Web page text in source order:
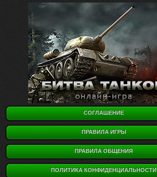
СОГЛАШЕНИЕ
ПРАВИЛА ИГРЫ
ПРАВИЛА ОБЩЕНИЯ
ПОЛИТИКА КОНФИДЕНЦИАЛЬНОСТИ